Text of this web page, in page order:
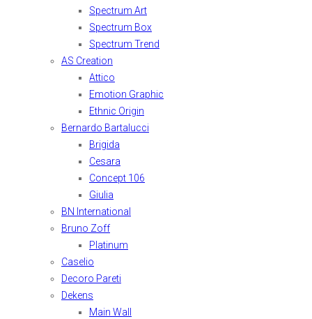
Spectrum Art
Spectrum Box
Spectrum Trend
AS Creation
Attico
Emotion Graphic
Ethnic Origin
Bernardo Bartalucci
Brigida
Cesara
Concept 106
Giulia
BN International
Bruno Zoff
Platinum
Caselio
Decoro Pareti
Dekens
Main Wall